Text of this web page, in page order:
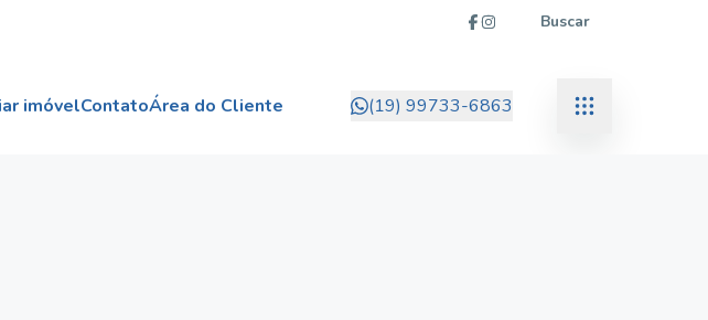
Buscar
imóvelContatoÁrea do Cliente (19) 99733-6863